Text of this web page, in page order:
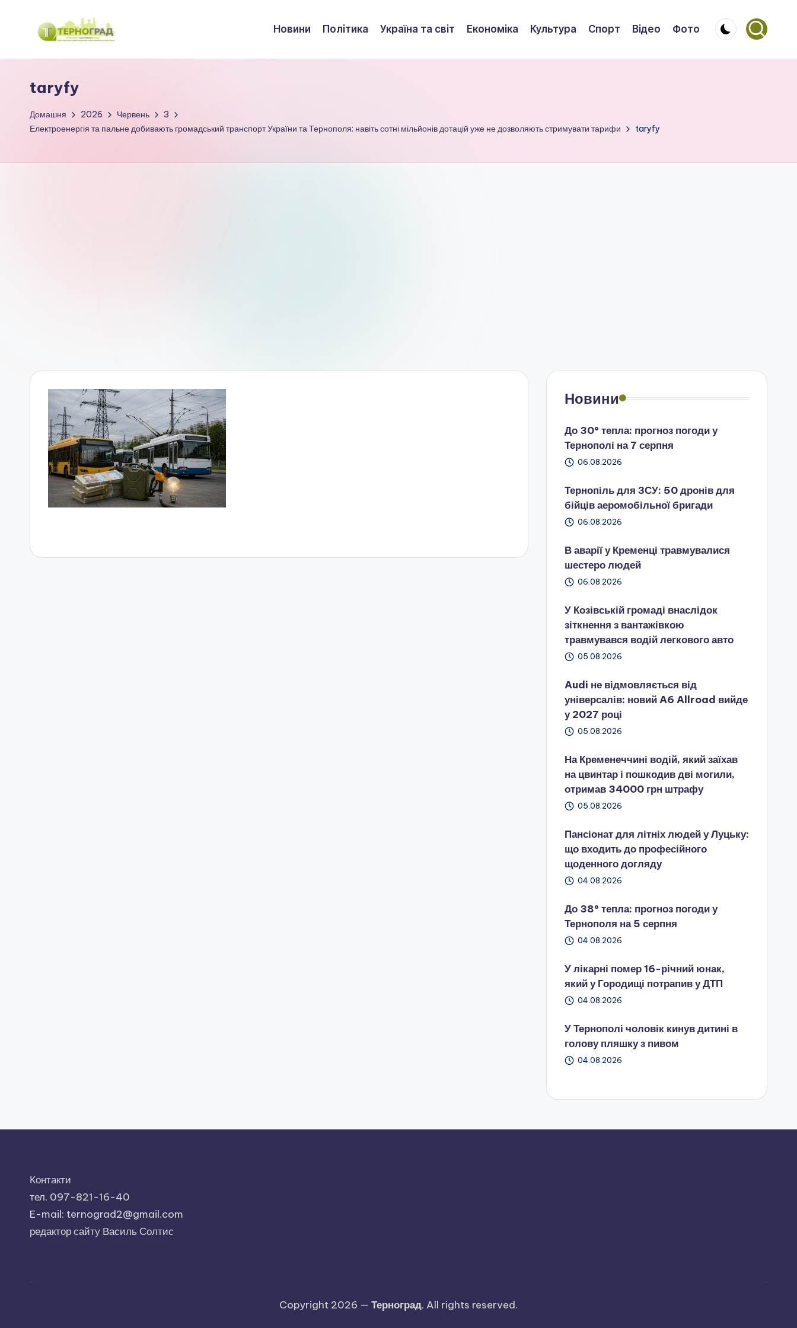
Перейти
Т
е
н
цікаво
Новини Політика Україна та світ Економіка Культура Спорт Відео Фото
taryfy
Домашня 2026 Червень
3
Електроенергія та пальне добивають громадський транспорт України та Тернополя: навіть сотні мільйонів дотацій уже не дозволяють стримувати тарифи
taryfy
Новини
До 30° тепла: прогноз погоди у
Тернополі на 7 серпня
06.08.2026
Тернопіль для ЗСУ: 50 дронів для
бійців аеромобільної бригади
06.08.2026
В аварії у Кременці травмувалися
шестеро людей
06.08.2026
У Козівській громаді внаслідок
зіткнення з вантажівкою
травмувався водій легкового авто
05.08.2026
Audi не відмовляється від
універсалів: новий A6 Allroad вийде
у 2027 році
05.08.2026
На Кременеччині водій, який заїхав
на цвинтар і пошкодив дві могили,
отримав 34000 грн штрафу
05.08.2026
Пансіонат для літніх людей у Луцьку:
що входить до професійного
щоденного догляду
04.08.2026
До 38° тепла: прогноз погоди у
Тернополя на 5 серпня
04.08.2026
У лікарні помер 16-річний юнак,
який у Городищі потрапив у ДТП
04.08.2026
У Тернополі чоловік кинув дитині в
голову пляшку з пивом
04.08.2026
Контакти
тел. 097-821-16-40
E-mail: ternograd2@gmail.com
редактор сайту Василь Солтис
Copyright 2026 — Терноград. All rights reserved.